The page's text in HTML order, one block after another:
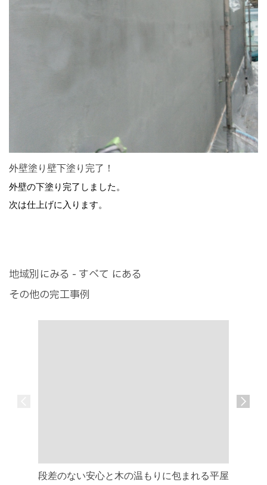
外壁塗り壁下塗り完了！
外壁の下塗り完了しました。
次は仕上げに入ります。
地域別にみる - すべて にある
その他の完工事例
段差のない安心と木の温もりに包まれる平屋